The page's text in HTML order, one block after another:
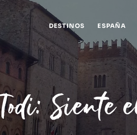
DESTINOS ESPAÑA
Siente